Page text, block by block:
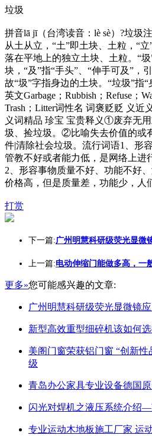
垃圾
拼音lā jī（台湾读音：lè sè）?垃圾
从土从立，“土”即土块、土粒，“
落在平地上的独立土块、土粒。“
块，“及”指“手头”、“伸手可及”，
故“圾”字指身边的土块。“垃圾”指“
英文Garbage；Rubbish；Refuse；
Trash；Litter词性名 词褒贬贬 义近
义词精品 珍宝 宝贵释义①废弃无
圾、捡垃圾。②比喻失去价值的或
件|清除社会垃圾。流行词语1、形
管教不好或者能力低，是网络上进
2、形容事物质量不好、功能不好
价格高，但是质量差，功能少，人
打赏
下一篇:广州明慧科研级荧光显微
上一篇:电动伸缩门能做多高，一
更多»您可能感兴趣的文章:
广州明慧科研级荧光显微镜
新型高效重型细碎机该如何
美阁门窗荣获铝门窗 “创新
级
青岛办公家具专业设备德国
闪光对焊机之液压系统介绍
专业运动木地板施工厂家 运